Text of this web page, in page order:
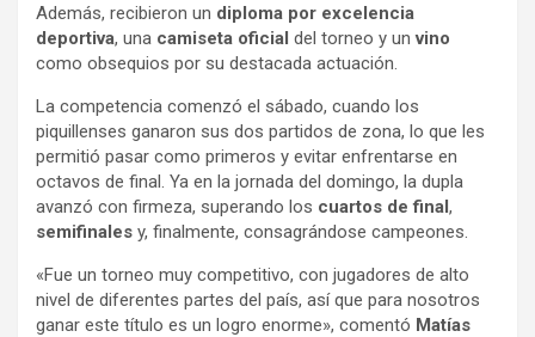
Además, recibieron un diploma por excelencia
deportiva, una camiseta oficial del torneo y unvino
como obsequios por su destacada actuación.
La competencia comenzó el sábado, cuando los
piquillenses ganaron sus dos partidos de zona, lo que les
permitió pasar como primeros y evitar enfrentarse en
octavos de final. Ya en la jornada del domingo, la dupla
avanzó con firmeza, superando los cuartos de final,
semifinales y, finalmente, consagrándose campeones.
«Fue un torneo muy competitivo, con jugadores de alto
nivel de diferentes partes del país, así que para nosotros
ganar este título es un logro enorme», comentó Matías